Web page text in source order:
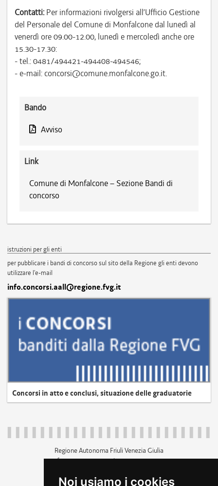
Noi usiamo i cookies
Contatti: Per informazioni rivolgersi all’Ufficio Gestione
del Personale del Comune di Monfalcone dal lunedì al
venerdì ore 09.00-12.00, lunedì e mercoledì anche ore
15.30-17.30:
- tel.: 0481/494421-494408-494546;
- e-mail: concorsi@comune.monfalcone.go.it.
Bando
Avviso
Link
Comune di Monfalcone – Sezione Bandi di
concorso
istruzioni per gli enti
per pubblicare i bandi di concorso sul sito della Regione gli enti devono
utilizzare l'e-mail
info.concorsi.aall@regione.fvg.it
Concorsi in atto e conclusi, situazione delle graduatorie
Regione Autonoma Friuli Venezia Giulia
c.f. 80014930327; p.iva 00526040324
+39 040 3771111